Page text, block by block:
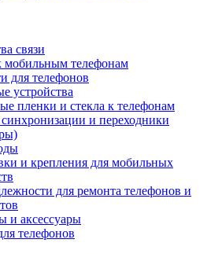
связи
мобильным телефонам
для телефонов
устройства
пленки и стекла к телефонам
и переходники
и крепления для мобильных
для ремонта телефонов и
и аксессуары
телефонов